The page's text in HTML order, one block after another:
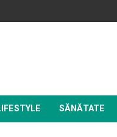
SĂNĂTATE